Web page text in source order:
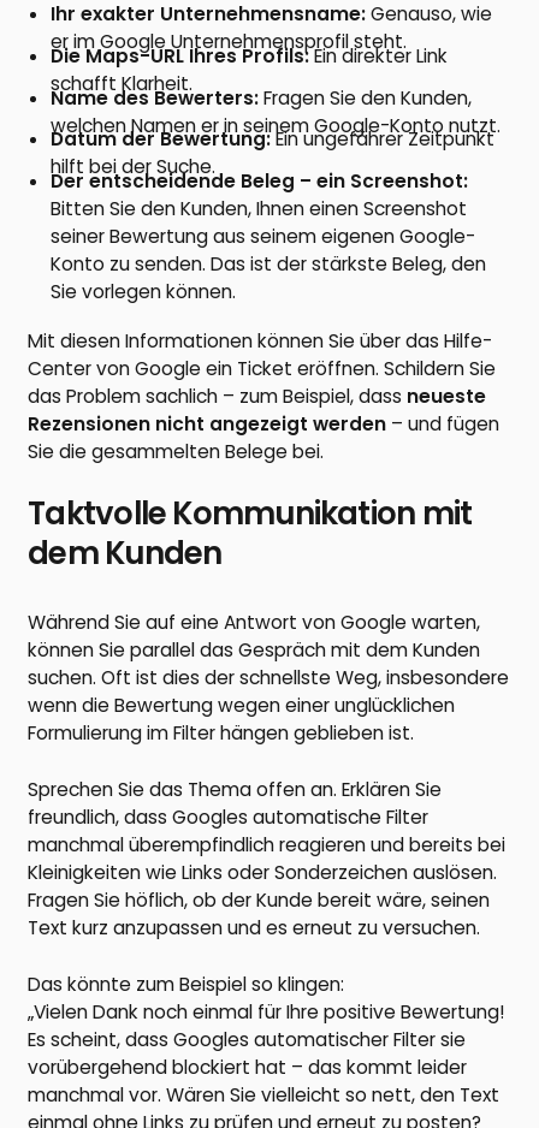
Ihr exakter Unternehmensname:Genauso, wie
er im Google Unternehmensprofil steht.
Die Maps-URL Ihres Profils:Ein direkter Link
schafft Klarheit.
Name des Bewerters:Fragen Sie den Kunden,
welchen Namen er in seinem Google-Konto nutzt.
Datum der Bewertung:Ein ungefährer Zeitpunkt
hilft bei der Suche.
Der entscheidende Beleg – ein Screenshot:
Bitten Sie den Kunden, Ihnen einen Screenshot
seiner Bewertung aus seinem eigenen Google-
Konto zu senden. Das ist der stärkste Beleg, den
Sie vorlegen können.
Mit diesen Informationen können Sie über das Hilfe-
Center von Google ein Ticket eröffnen. Schildern Sie
das Problem sachlich – zum Beispiel, dass neueste
Rezensionen nicht angezeigt werden – und fügen
Sie die gesammelten Belege bei.
Taktvolle Kommunikation mit
dem Kunden
Während Sie auf eine Antwort von Google warten,
können Sie parallel das Gespräch mit dem Kunden
suchen. Oft ist dies der schnellste Weg, insbesondere
wenn die Bewertung wegen einer unglücklichen
Formulierung im Filter hängen geblieben ist.
Sprechen Sie das Thema offen an. Erklären Sie
freundlich, dass Googles automatische Filter
manchmal überempfindlich reagieren und bereits bei
Kleinigkeiten wie Links oder Sonderzeichen auslösen.
Fragen Sie höflich, ob der Kunde bereit wäre, seinen
Text kurz anzupassen und es erneut zu versuchen.
Das könnte zum Beispiel so klingen:
„Vielen Dank noch einmal für Ihre positive Bewertung!
Es scheint, dass Googles automatischer Filter sie
vorübergehend blockiert hat – das kommt leider
manchmal vor. Wären Sie vielleicht so nett, den Text
einmal ohne Links zu prüfen und erneut zu posten?